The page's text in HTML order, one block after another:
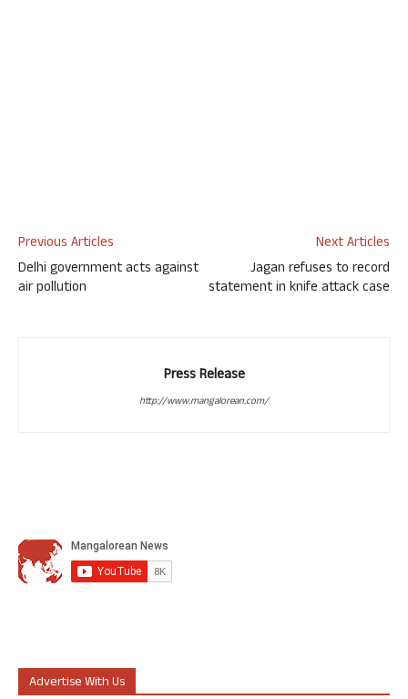
Previous Articles
Delhi government acts against
air pollution
Next Articles
Jagan refuses to record
statement in knife attack case
Press Release
http://www.mangalorean.com/
Advertise With Us